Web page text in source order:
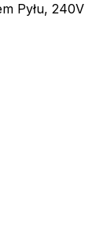
Pyłu, 240V